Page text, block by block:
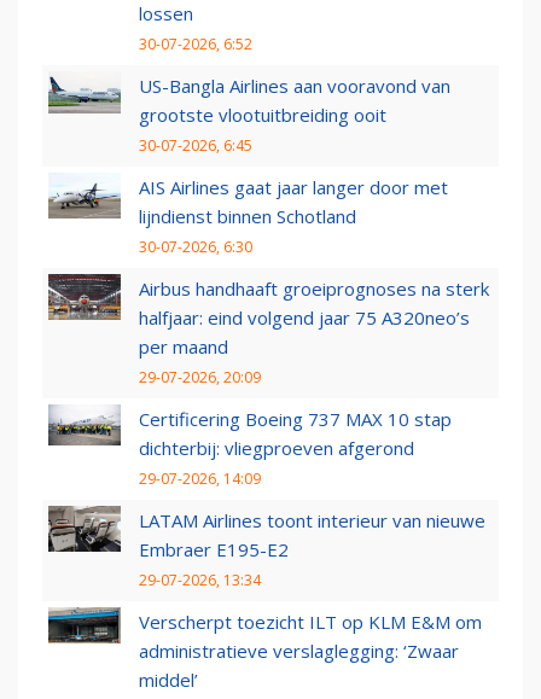
lossen
30-07-2026, 6:52
US-Bangla Airlines aan vooravond van
grootste vlootuitbreiding ooit
30-07-2026, 6:45
AIS Airlines gaat jaar langer door met
lijndienst binnen Schotland
30-07-2026, 6:30
Airbus handhaaft groeiprognoses na sterk
halfjaar: eind volgend jaar 75 A320neo’s
per maand
29-07-2026, 20:09
Certificering Boeing 737 MAX 10 stap
dichterbij: vliegproeven afgerond
29-07-2026, 14:09
LATAM Airlines toont interieur van nieuwe
Embraer E195-E2
29-07-2026, 13:34
Verscherpt toezicht ILT op KLM E&M om
administratieve verslaglegging: ‘Zwaar
middel’